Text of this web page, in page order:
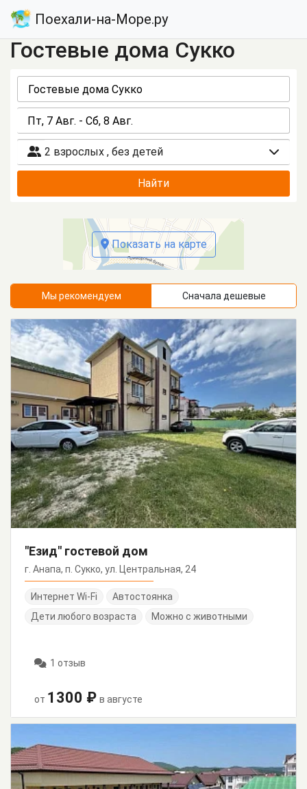
Поехали-на-Море.ру
Гостевые дома Сукко
2 взрослых , без детей
Найти
Показать на карте
Мы рекомендуем Сначала дешевые
"Езид" гостевой дом
г. Анапа, п. Сукко, ул. Центральная, 24
Интернет Wi-Fi
Автостоянка
Дети любого возраста
Можно с животными
1 отзыв
от 1300 ₽ в августе